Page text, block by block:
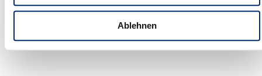
Ablehnen
Sichtbarkeit im Umfeld
bewerbt!